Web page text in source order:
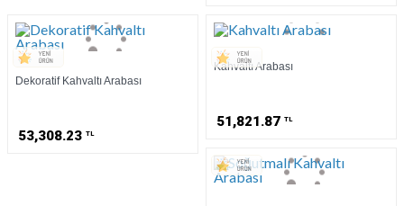
Dekoratif Kahvaltı Arabası
53,308.23 TL
Kahvaltı Arabası
51,821.87 TL